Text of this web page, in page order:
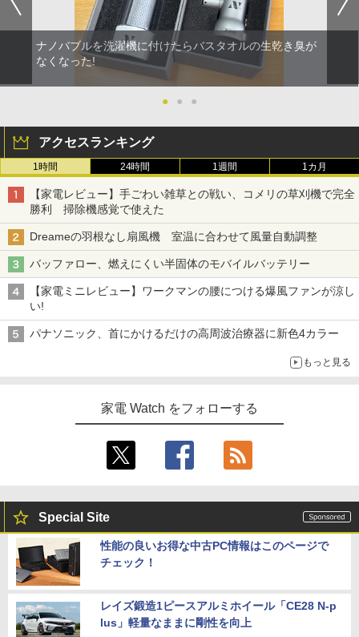
ナノバブルを洗濯機に付けたらバスタオルの生乾き臭が
なくなった!
● ● ●
アクセスランキング
1時間 24時間 1週間 1カ月
【家電レビュー】手ごわい雑草との戦い、コメリの草刈機で完全
勝利 掃除機感覚で使えた
Dreameの羽根なし扇風機 室温に合わせて風量自動調整
バッファロー、燃えにくい半固体のモバイルバッテリー
【家電ミニレビュー】ワークマンの腰につける爆風ファンが涼し
い!
パナソニック、首にかけるだけの高周波治療器に新色4カラー
もっと見る
家電 Watch をフォローする
Special Site
性能の良いお得な中古PC情報はこのページで
チェック！
レイズ鍛造1ピースアルミホイール「CE28 N-p
lus」軽量なままに剛性を向上